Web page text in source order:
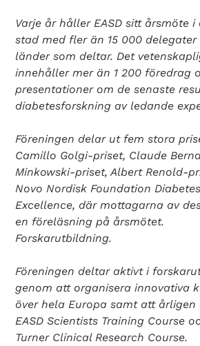
Varje år håller EASD sitt årsmöte i
stad med fler än 15 000 delegater
länder som deltar. Det
innehåller mer än 1 200 föredrag
presentationer om de senaste
diabetesforskning av ledande
Föreningen delar ut fem stora
Camillo Golgi-priset, Claude
Minkowski-priset, Albert Renold-
Novo Nordisk Foundation
Excellence, där mottagarna av
en föreläsning på årsmötet.
Forskarutbildning.
Föreningen deltar aktivt i
genom att organisera innovativa
över hela Europa samt att årligen
EASD Scientists Training Course
Turner Clinical Research Course.